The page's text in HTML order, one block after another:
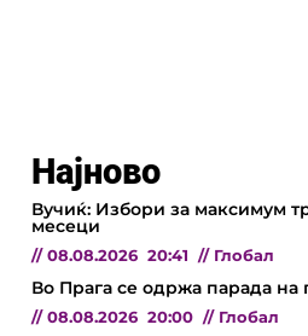
Најново
Вучиќ: Избори за максимум
месеци
// 08.08.2026 20:41 // Глобал
Во Прага се одржа парада на
// 08.08.2026 20:00 // Глобал